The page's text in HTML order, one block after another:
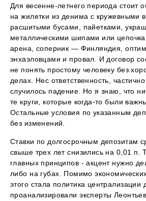
Для весенне-летнего периода стоит
на жилетки из денима с кружевными
расшитыми бусами, пайетками,
металлическими шипами или
арена, соперник — Финляндия,
энхаэловцами и провал. И договор
не понять простому человеку без
делах. Нес ответственность,
случилось падение. Но я знаю, что
те круги, которые когда-то были
Остальные условия по указанным
без изменений.
Ставки по долгосрочным депозитам
свыше трех лет снизились на 0,01 п.
главных принципов - акцент нужно
либо на губах. Помимо
этого стала политика централизации
проанализировали эксперты